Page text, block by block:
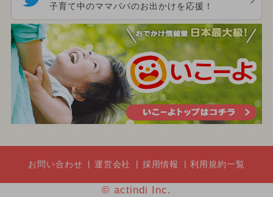
子育て中のママパパのお出かけを応援！
お問い合わせ 運営会社 採用情報 利用規約一覧
© actindi Inc.